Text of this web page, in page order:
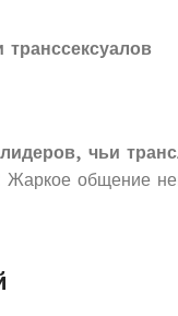
чьи
общение